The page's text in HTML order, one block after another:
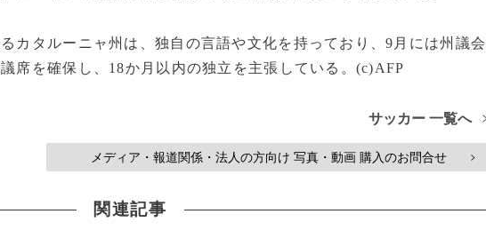
カタルーニャ州は、独自の言語や文化を持っており、9月には州議会
席を確保し、18か月以内の独立を主張している。(c)AFP
サッカー 一覧へ
メディア・報道関係・法人の方向け 写真・動画 購入のお問合せ >
関連記事